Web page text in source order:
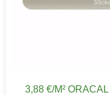
3,88 €/M²